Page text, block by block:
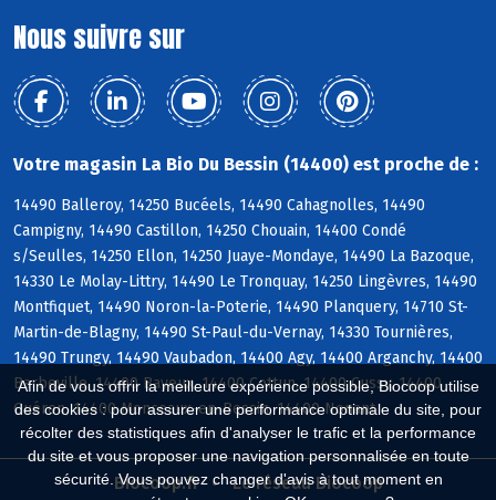
Afin de vous offrir la meilleure expérience possible, Biocoop utilise
des cookies : pour assurer une performance optimale du site, pour
récolter des statistiques afin d'analyser le trafic et la performance
du site et vous proposer une navigation personnalisée en toute
sécurité. Vous pouvez changer d'avis à tout moment en
Nous suivre sur
Votre magasin La Bio Du Bessin (14400) est proche de :
14490 Balleroy, 14250 Bucéels, 14490 Cahagnolles, 14490
Campigny, 14490 Castillon, 14250 Chouain, 14400 Condé
s/Seulles, 14250 Ellon, 14250 Juaye-Mondaye, 14490 La Bazoque,
14330 Le Molay-Littry, 14490 Le Tronquay, 14250 Lingèvres, 14490
Montfiquet, 14490 Noron-la-Poterie, 14490 Planquery, 14710 St-
Martin-de-Blagny, 14490 St-Paul-du-Vernay, 14330 Tournières,
14490 Trungy, 14490 Vaubadon, 14400 Agy, 14400 Arganchy, 14400
Barbeville, 14400 Bayeux, 14400 Cottun, 14400 Cussy, 14400
Guéron, 14400 Monceaux-en-Bessin, 14400 Nonant
Biocoop.fr Le réseau Biocoop